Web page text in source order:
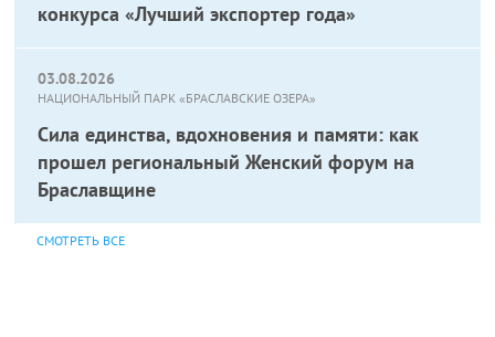
конкурса «Лучший экспортер года»
03.08.2026
НАЦИОНАЛЬНЫЙ ПАРК «БРАСЛАВСКИЕ ОЗЕРА»
Сила единства, вдохновения и памяти: как
прошел региональный Женский форум на
Браславщине
СМОТРЕТЬ ВСЕ